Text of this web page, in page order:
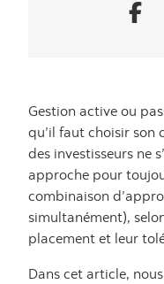
Gestion active ou
qu’il faut choisir son
des investisseurs ne
approche pour
combinaison
simultanément),
placement et leur
Dans cet article,